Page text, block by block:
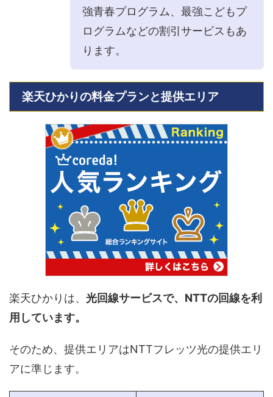
強青春プログラム、最強こどもプ
ログラムなどの割引サービスもあ
ります。
楽天ひかりの料金プランと提供エリア
楽天ひかりは、 光回線サービスで、NTTの回線を利
用しています。
そのため、提供エリアはNTTフレッツ光の提供エリ
アに準じます。